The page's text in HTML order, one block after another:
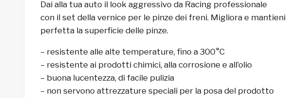
Dai alla tua auto il look aggressivo da Racing professionale
con il set della vernice per le pinze dei freni. Migliora e mantieni
perfetta la superficie delle pinze.
– resistente alle alte temperature, fino a 300°C
– resistente ai prodotti chimici, alla corrosione e all’olio
– buona lucentezza, di facile pulizia
– non servono attrezzature speciali per la posa del prodotto